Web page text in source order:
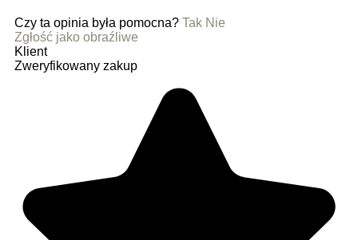
Czy ta opinia była pomocna? Tak Nie
Zgłość jako obraźliwe
Klient
Zweryfikowany zakup